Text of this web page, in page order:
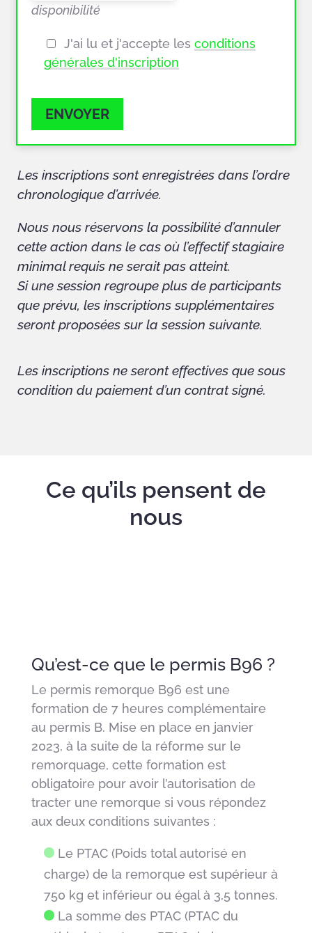
disponibilité
J'ai lu et j'accepte les conditions
générales d'inscription
ENVOYER
Les inscriptions sont enregistrées dans l’ordre
chronologique d’arrivée.
Nous nous réservons la possibilité d’annuler
cette action dans le cas où l’effectif stagiaire
minimal requis ne serait pas atteint.
Si une session regroupe plus de participants
que prévu, les inscriptions supplémentaires
seront proposées sur la session suivante.
Les inscriptions ne seront effectives que sous
condition du paiement d’un contrat signé.
Ce qu’ils pensent de
nous
Qu’est-ce que le permis B96 ?
Le permis remorque B96 est une
formation de 7 heures complémentaire
au permis B. Mise en place en janvier
2023, à la suite de la réforme sur le
remorquage, cette formation est
obligatoire pour avoir l’autorisation de
tracter une remorque si vous répondez
aux deux conditions suivantes :
Le PTAC (Poids total autorisé en
charge) de la remorque est supérieur à
750 kg et inférieur ou égal à 3,5 tonnes.
La somme des PTAC (PTAC du